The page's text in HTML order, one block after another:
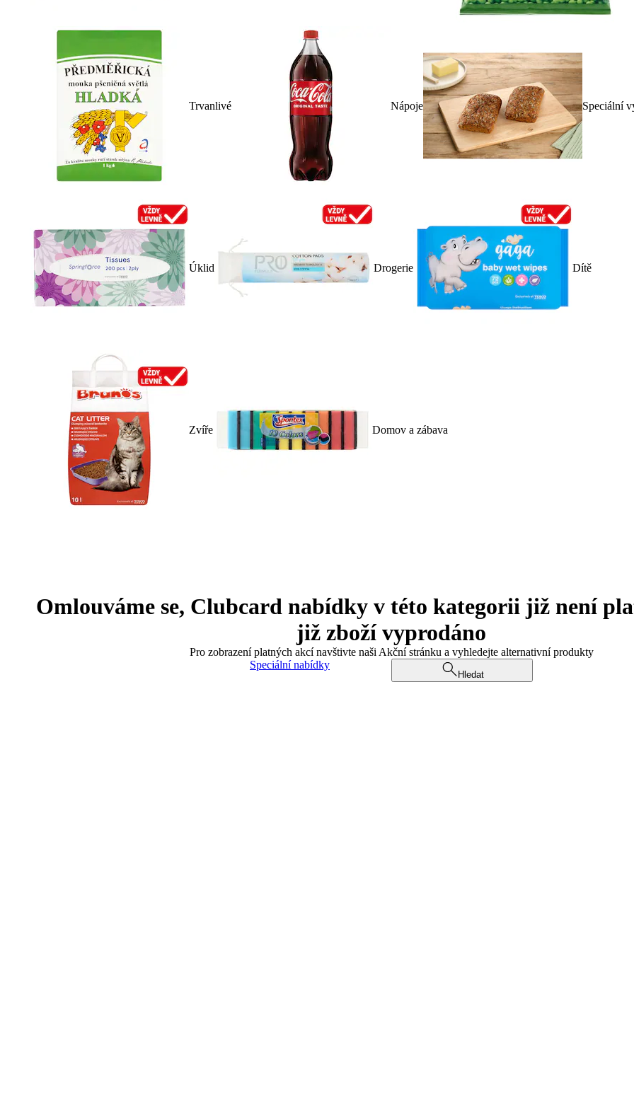
Trvanlivé Nápoje Speciální
Úklid Drogerie Dítě
Zvíře Domov a zábava
Omlouváme se, Clubcard nabídky v této kategorii již není
již zboží vyprodáno
Pro zobrazení platných akcí navštivte naši Akční stránku a vyhledejte alternativní produkty
Speciální nabídky
Hledat